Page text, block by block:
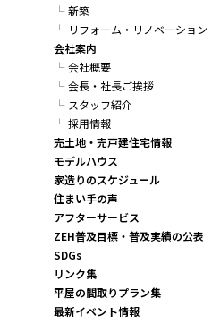
新築
リフォーム・リノベーション
会社案内
会社概要
会長・社長ご挨拶
スタッフ紹介
採用情報
売土地・売戸建住宅情報
モデルハウス
家造りのスケジュール
住まい手の声
アフターサービス
ZEH普及目標・普及実績の公表
SDGs
リンク集
平屋の間取りプラン集
最新イベント情報